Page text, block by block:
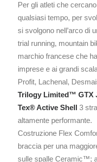
Per gli atleti che
qualsiasi tempo, per
si svolgono nell’arco di
trial running, mountain
marchio francese che
imprese e ai grandi
Profit, Lachenal,
Trilogy Limited™ GTX
Tex® Active Shell 3
altamente performante.
Costruzione Flex
braccia per una
sulle spalle Ceramic™;